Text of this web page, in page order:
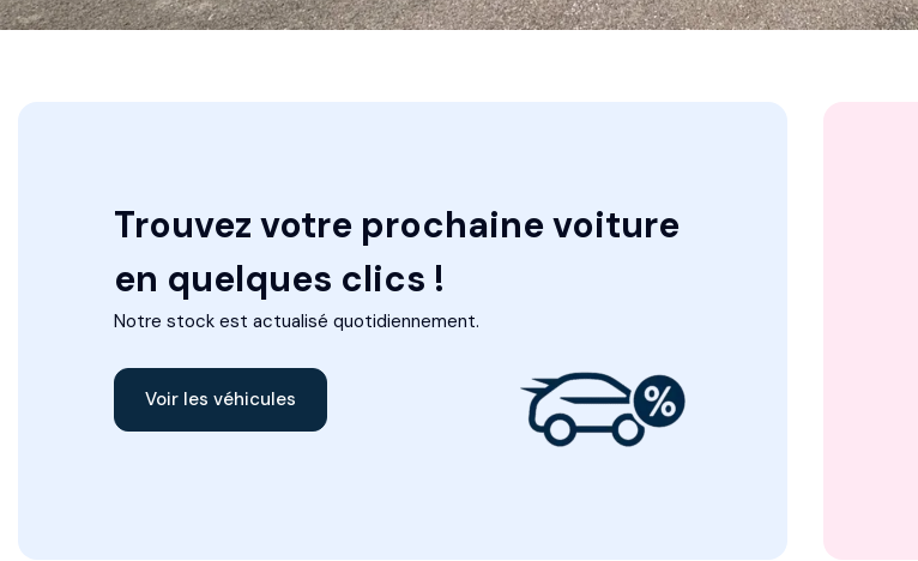
Trouvez votre prochaine voiture
en quelques clics !
Notre stock est actualisé quotidiennement.
Voir les véhicules